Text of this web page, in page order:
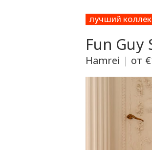
лучший
Fun Guy
Hamrei | от